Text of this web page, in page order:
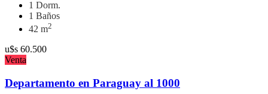
1 Dorm.
1 Baños
42 m2
u$s 60.500
Venta
Departamento en Paraguay al 1000